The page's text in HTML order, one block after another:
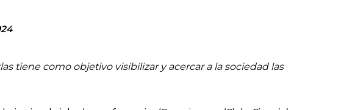
tiene como objetivo visibilizar y acercar a la sociedad las